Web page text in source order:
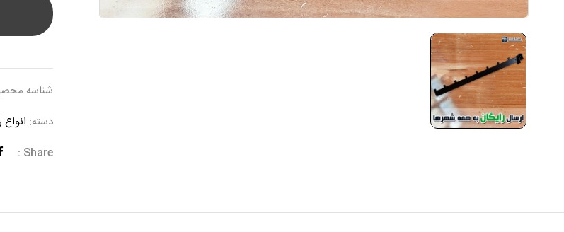
شناسه
دسته:
Share :